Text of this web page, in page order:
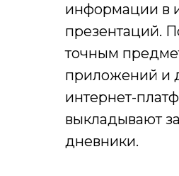
информации в
презентаций.
точным
приложений и
интернет-
выкладывают
дневники.